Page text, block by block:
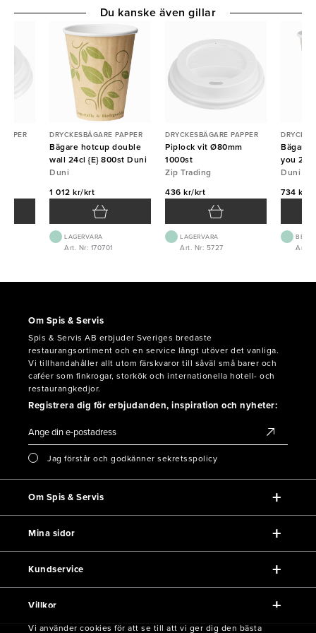
DRYCKESBÄGARE PAPPER
Bägare hotcup double
wall 24cl {E} 800st Duni
Duni
1 012 kr/krt
LAGERVARA
Art. Nr: 170701
DRYCKESBÄGARE PAPPER
Piplock vit Ø80mm
1000st
Zip Trading
436 kr/krt
LAGERVARA
Art. Nr: 5727
Bägare
you
Duni
734 kr/
Art.
Du kanske även gillar
Om Spis & Servis
Spis & Servis AB erbjuder Sveriges bredaste
restaurangsortiment och en service långt utöver det vanliga.
Vi tillhandahåller allt utom färskvaror till såväl små barer och
caféer som finkrogar, storkök och internationella hotell- och
restaurangkedjor.
Registrera dig för erbjudanden, inspiration och nyheter:
Jag förstår och godkänner sekretsspolicy
Om Spis & Servis
Mina sidor
Kundservice
Villkor
Vi använder cookies för att se till att vi ger dig den bästa